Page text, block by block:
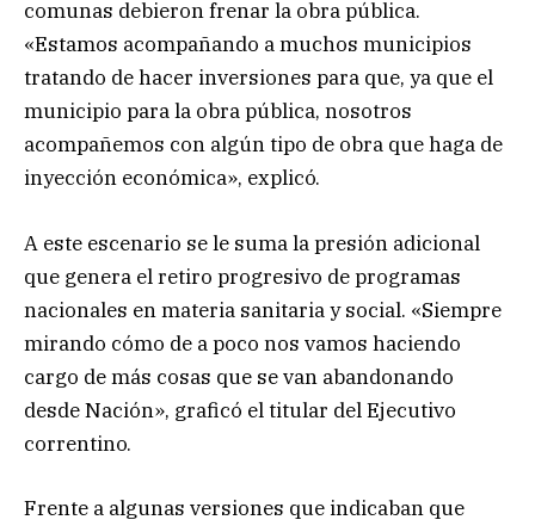
comunas debieron frenar la obra pública.
«Estamos acompañando a muchos municipios
tratando de hacer inversiones para que, ya que el
municipio para la obra pública, nosotros
acompañemos con algún tipo de obra que haga de
inyección económica», explicó.
A este escenario se le suma la presión adicional
que genera el retiro progresivo de programas
nacionales en materia sanitaria y social. «Siempre
mirando cómo de a poco nos vamos haciendo
cargo de más cosas que se van abandonando
desde Nación», graficó el titular del Ejecutivo
correntino.
Frente a algunas versiones que indicaban que